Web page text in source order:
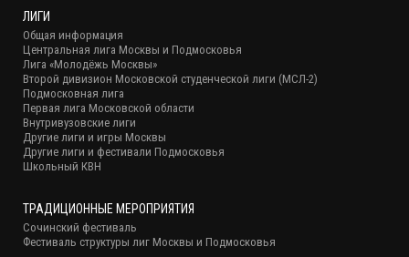
ЛИГИ
Общая информация
Центральная лига Москвы и Подмосковья
Лига «Молодёжь Москвы»
Второй дивизион Московской студенческой лиги (МСЛ-2)
Подмосковная лига
Первая лига Московской области
Внутривузовские лиги
Другие лиги и игры Москвы
Другие лиги и фестивали Подмосковья
Школьный КВН
ТРАДИЦИОННЫЕ МЕРОПРИЯТИЯ
Сочинский фестиваль
Фестиваль структуры лиг Москвы и Подмосковья